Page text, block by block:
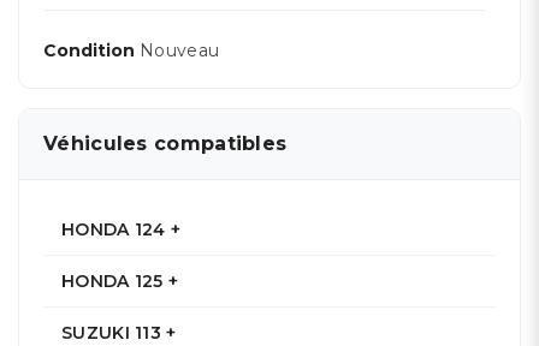
Condition Nouveau
Véhicules compatibles
HONDA 124 +
HONDA 125 +
SUZUKI 113 +